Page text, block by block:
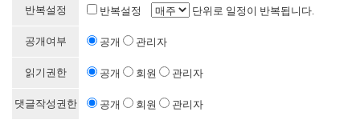
반복설정 반복설정 단위로 일정이 반복됩니다.
공개여부 공개 관리자
읽기권한 공개 회원 관리자
댓글작성권한 공개 회원 관리자